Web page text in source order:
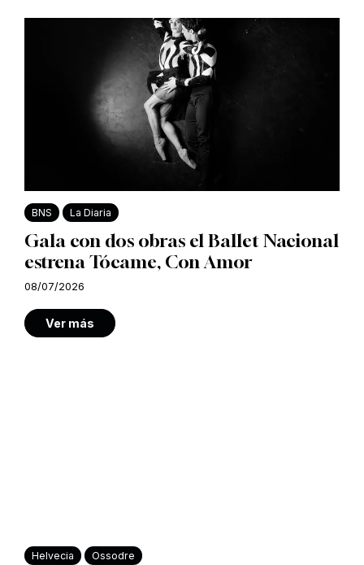
BNS La Diaria
Gala con dos obras el Ballet Nacional
estrena Tócame, Con Amor
08/07/2026
Ver más
Helvecia Ossodre